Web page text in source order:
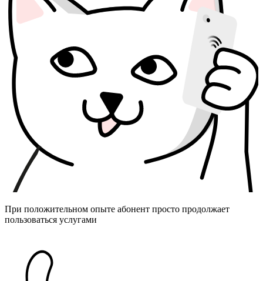
При положительном опыте абонент просто продолжает
пользоваться услугами